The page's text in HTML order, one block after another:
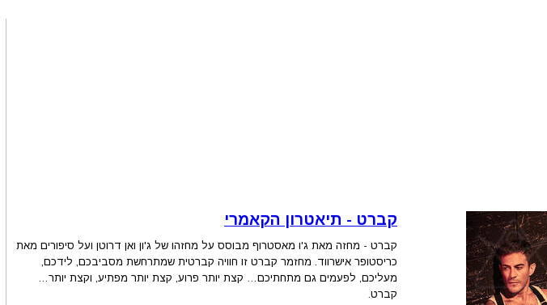
קברט - תיאטרון הקאמרי
קברט - מחזה מאת ג'ו מאסטרוף מבוסס על מחזהו של ג'ון ואן דרוטן ועל סיפורים מאת
כריסטופר אישרווד. מחזמר קברט זו חוויה קברטית שמתרחשת מסביבכם, לידכם,
מעליכם, לפעמים גם מתחתיכם… קצת יותר פרוע, קצת יותר מפתיע, וקצת יותר…
קברט.